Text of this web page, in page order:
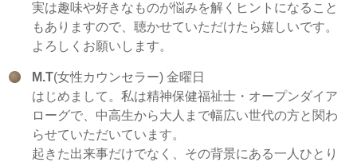
実は趣味や好きなものが悩みを解くヒントになること
もありますので、聴かせていただけたら嬉しいです。
よろしくお願いします。
M.T(女性カウンセラー) 金曜日
はじめまして。私は精神保健福祉士・オープンダイア
ローグで、中高生から大人まで幅広い世代の方と関わ
らせていただいています。
起きた出来事だけでなく、その背景にある一人ひとり